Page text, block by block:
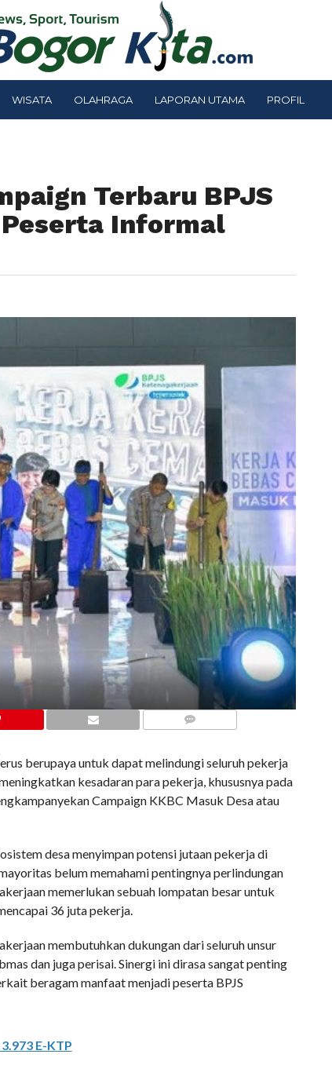
WISATA OLAHRAGA LAPORAN UTAMA PROFIL
Terbaru BPJS
Informal
berupaya untuk dapat melindungi seluruh pekerja
kesadaran para pekerja, khususnya pada
Campaign KKBC Masuk Desa atau
desa menyimpan potensi jutaan pekerja di
belum memahami pentingnya perlindungan
memerlukan sebuah lompatan besar untuk
36 juta pekerja.
membutuhkan dukungan dari seluruh unsur
dan juga perisai. Sinergi ini dirasa sangat penting
beragam manfaat menjadi peserta BPJS
E-KTP